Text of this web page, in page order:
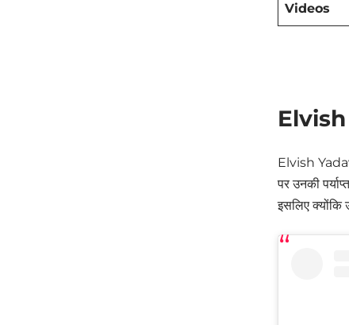
Videos
Elvish
पर उनकी
इसलिए क्योंकि